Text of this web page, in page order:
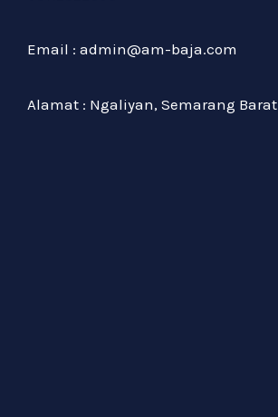
Email : admin@am-baja.com
Alamat : Ngaliyan, Semarang Barat